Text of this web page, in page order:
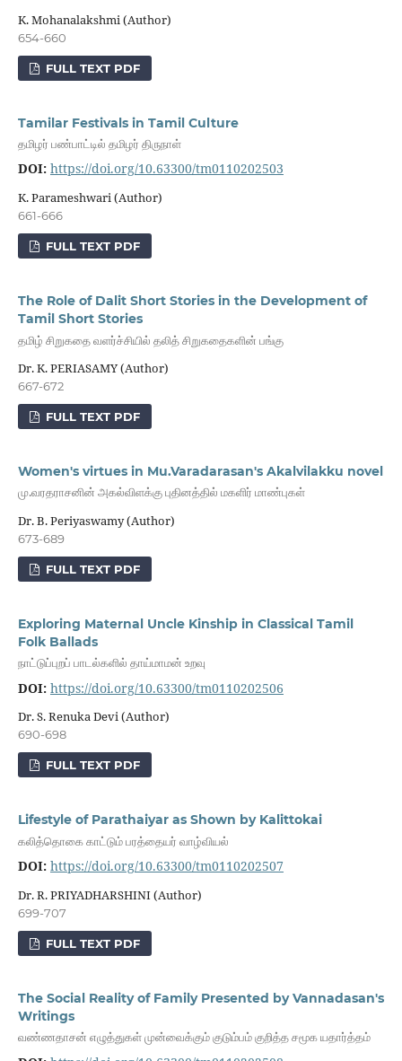
K. Mohanalakshmi (Author)
654-660
FULL TEXT PDF
Tamilar Festivals in Tamil Culture
தமிழர் பண்பாட்டில் தமிழர் திருநாள்
DOI: https://doi.org/10.63300/tm0110202503
K. Parameshwari (Author)
661-666
FULL TEXT PDF
The Role of Dalit Short Stories in the Development of
Tamil Short Stories
தமிழ் சிறுகதை வளர்ச்சியில் தலித் சிறுகதைகளின் பங்கு
Dr. K. PERIASAMY (Author)
667-672
FULL TEXT PDF
Women's virtues in Mu.Varadarasan's Akalvilakku novel
மு.வரதராசனின் அகல்விளக்கு புதினத்தில் மகளிர் மாண்புகள்
Dr. B. Periyaswamy (Author)
673-689
FULL TEXT PDF
Exploring Maternal Uncle Kinship in Classical Tamil
Folk Ballads
நாட்டுப்புறப் பாடல்களில் தாய்மாமன் உறவு
DOI: https://doi.org/10.63300/tm0110202506
Dr. S. Renuka Devi (Author)
690-698
FULL TEXT PDF
Lifestyle of Parathaiyar as Shown by Kalittokai
கலித்தொகை காட்டும் பரத்தையர் வாழ்வியல்
DOI: https://doi.org/10.63300/tm0110202507
Dr. R. PRIYADHARSHINI (Author)
699-707
FULL TEXT PDF
The Social Reality of Family Presented by Vannadasan's
Writings
வண்ணதாசன் எழுத்துகள் முன்வைக்கும் குடும்பம் குறித்த சமூக யதார்த்தம்